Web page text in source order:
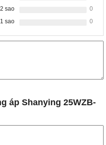
2 sao
0
1 sao
0
áp Shanying 25WZB-